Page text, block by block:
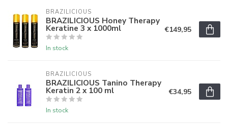
BRAZILICIOUS
BRAZILICIOUS Honey Therapy
Keratine 3 x 1000ml
In stock
€149,95
BRAZILICIOUS
BRAZILICIOUS Tanino Therapy
Keratin 2 x 100 ml
In stock
€34,95